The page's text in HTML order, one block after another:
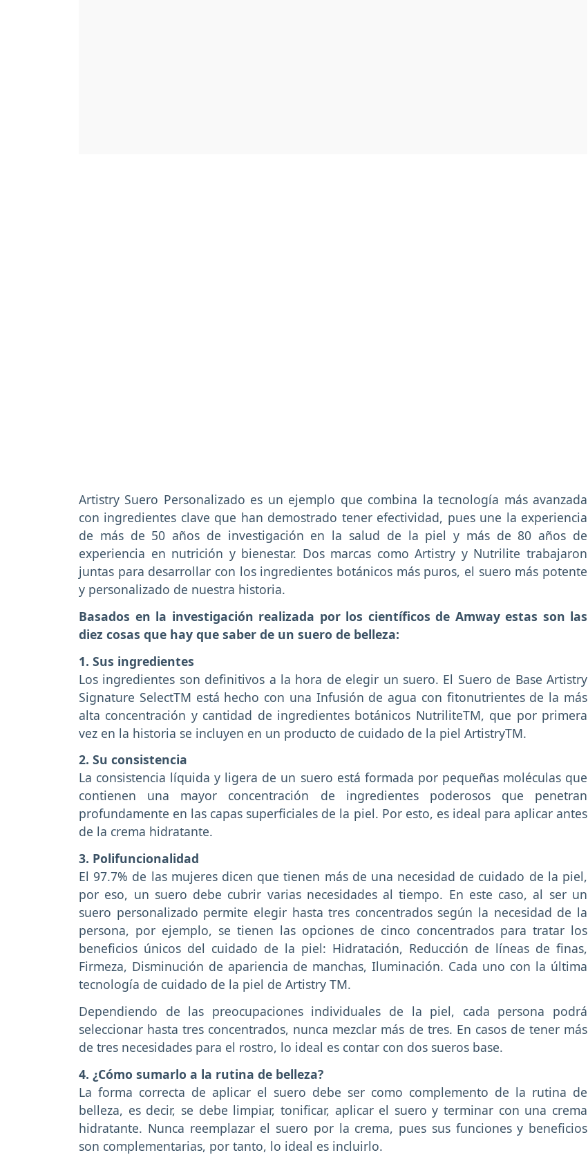
Artistry Suero Personalizado es un ejemplo que combina la tecnología más avanzada
con ingredientes clave que han demostrado tener efectividad, pues une la experiencia
de más de 50 años de investigación en la salud de la piel y más de 80 años de
experiencia en nutrición y bienestar. Dos marcas como Artistry y Nutrilite trabajaron
juntas para desarrollar con los ingredientes botánicos más puros, el suero más potente
y personalizado de nuestra historia.
Basados en la investigación realizada por los científicos de Amway estas son las
diez cosas que hay que saber de un suero de belleza:
1. Sus ingredientes
Los ingredientes son definitivos a la hora de elegir un suero. El Suero de Base Artistry
Signature SelectTM está hecho con una Infusión de agua con fitonutrientes de la más
alta concentración y cantidad de ingredientes botánicos NutriliteTM, que por primera
vez en la historia se incluyen en un producto de cuidado de la piel ArtistryTM.
2. Su consistencia
La consistencia líquida y ligera de un suero está formada por pequeñas moléculas que
contienen una mayor concentración de ingredientes poderosos que penetran
profundamente en las capas superficiales de la piel. Por esto, es ideal para aplicar antes
de la crema hidratante.
3. Polifuncionalidad
El 97.7% de las mujeres dicen que tienen más de una necesidad de cuidado de la piel,
por eso, un suero debe cubrir varias necesidades al tiempo. En este caso, al ser un
suero personalizado permite elegir hasta tres concentrados según la necesidad de la
persona, por ejemplo, se tienen las opciones de cinco concentrados para tratar los
beneficios únicos del cuidado de la piel: Hidratación, Reducción de líneas de finas,
Firmeza, Disminución de apariencia de manchas, Iluminación. Cada uno con la última
tecnología de cuidado de la piel de Artistry TM.
Dependiendo de las preocupaciones individuales de la piel, cada persona podrá
seleccionar hasta tres concentrados, nunca mezclar más de tres. En casos de tener más
de tres necesidades para el rostro, lo ideal es contar con dos sueros base.
4. ¿Cómo sumarlo a la rutina de belleza?
La forma correcta de aplicar el suero debe ser como complemento de la rutina de
belleza, es decir, se debe limpiar, tonificar, aplicar el suero y terminar con una crema
hidratante. Nunca reemplazar el suero por la crema, pues sus funciones y beneficios
son complementarias, por tanto, lo ideal es incluirlo.